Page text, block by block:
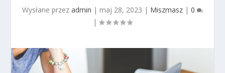
Wysłane przez admin | maj 28, 2023 | Miszmasz | 0
|